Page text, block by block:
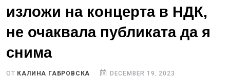
изложи на концерта в НДК,
не очаквала публиката да я
снима
ОТ КАЛИНА ГАБРОВСКА
DECEMBER 19, 2023